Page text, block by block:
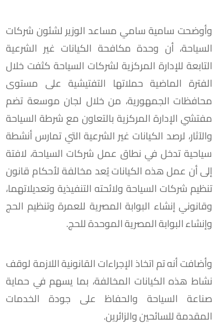
وأوضحت سامية سامي مساعد الوزير لشئون شركات
السياحة، أن وحدة مكافحة الكيانات غير الشرعية
التابعة للإدارة المركزية لشركات السياحة كثفت خلال
الفترة الماضية حملاتها التفتيشية على مستوى
محافظات الجمهورية، من خلال لجان موسعة تضم
مفتشي الإدارة المركزية بالتعاون مع شرطة السياحة
والآثار، لرصد الكيانات غير الشرعية التي تمارس أنشطة
سياحية تدخل في نطاق عمل شركات السياحة، لافتة
إلى أن عمل هذه الكيانات يُعد مخالفة لأحكام قانون
تنظيم شركات السياحة ولائحته التنفيذية وتعديلاتهما،
وقانوني إنشاء البوابة المصرية للعمرة وتنظيم الحج
وإنشاء البوابة المصرية الموحدة للحج.
وأضافت أنه تم اتخاذ الإجراءات القانونية اللازمة لوقف
نشاط هذه الكيانات المخالفة، بما يسهم في حماية
صناعة السياحة والحفاظ على جودة الخدمات
المقدمة للسائحين والزائرين.